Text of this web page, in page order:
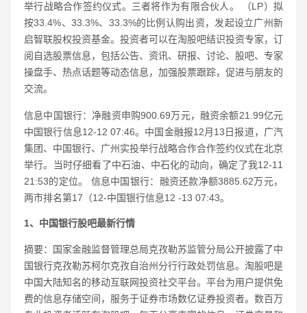
举行战略合作签约仪式。三者将作为有限合伙人。 （LP）拟
按33.4%、33.3%、33.3%的比例认购出资，发起设立广州新
启智联股权投资基金。投资者可以在淘股吧结识投资专家，订
阅自选股票信息，包括公告、资讯、研报、讨论、股吧、专家
操盘手、热点话题等动态信息，加强股票跟踪，促进与朋友的
交流。
信息中国银行：净融资申购900.69万元，融资余额21.99亿元
中国银行信息12-12 07:46。中国金融报12月13日报道，广汽
集团、中国银行、广州实投举行战略合作合作签约仪式在北京
举行。当时仔细看了中石油、中石化的动向，确定了我12-11
21:53的定位。 信息中国银行：融资还款净额3885.62万元，
两市排名第17（12-中国银行信息12 -13 07:43。
1、中国银行股吧最新行情
摘要：国家金融监督管理总局克孜勒苏监管分局公开披露了中
国银行克孜勒苏柯尔克孜自治州分行行政处罚信息。淘股吧是
中国大陆知名的移动互联网投资社交平台。平台为用户提供免
费的信息存储空间，服务于证券市场数亿证券投资者。数百万